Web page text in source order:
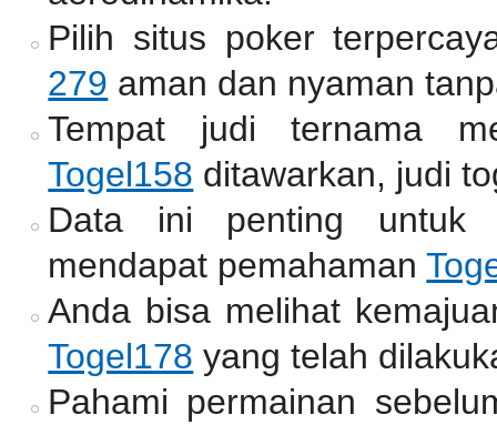
Pilih situs poker
279 aman dan nyaman
Tempat judi ternama
Togel158 ditawarkan, judi
Data ini penting untuk
mendapat pemahaman
Anda bisa melihat
Togel178 yang telah
Pahami permainan